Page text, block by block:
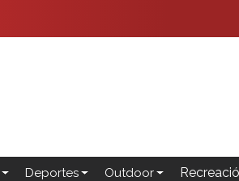
Deportes Outdoor